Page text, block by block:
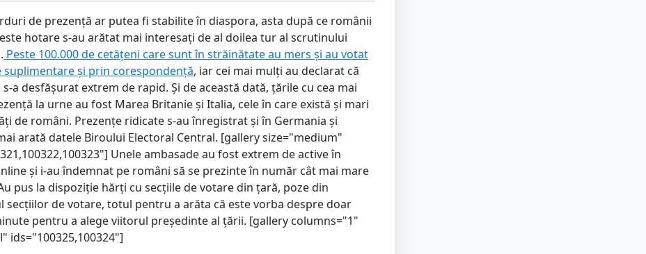
de prezență ar putea fi stabilite în diaspora, asta după ce românii
hotare s-au arătat mai interesați de al doilea tur al scrutinului
Peste 100.000 de cetățeni care sunt în străinătate au mers și au votat
suplimentare și prin corespondență, iar cei mai mulți au declarat că
a desfășurat extrem de rapid. Și de această dată, țările cu cea mai
la urne au fost Marea Britanie și Italia, cele în care există și mari
de români. Prezențe ridicate s-au înregistrat și în Germania și
arată datele Biroului Electoral Central. [gallery size="medium"
Unele ambasade au fost extrem de active în
și i-au îndemnat pe români să se prezinte în număr cât mai mare
pus la dispoziție hărți cu secțiile de votare din țară, poze din
secțiilor de votare, totul pentru a arăta că este vorba despre doar
pentru a alege viitorul președinte al țării. [gallery columns="1"
ids="100325,100324"]